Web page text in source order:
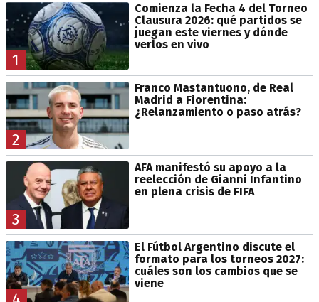
1
Comienza la Fecha 4 del Torneo
Clausura 2026: qué partidos se
juegan este viernes y dónde
verlos en vivo
2
Franco Mastantuono, de Real
Madrid a Fiorentina:
¿Relanzamiento o paso atrás?
3
AFA manifestó su apoyo a la
reelección de Gianni Infantino
en plena crisis de FIFA
El Fútbol Argentino discute el
formato para los torneos 2027:
cuáles son los cambios que se
viene